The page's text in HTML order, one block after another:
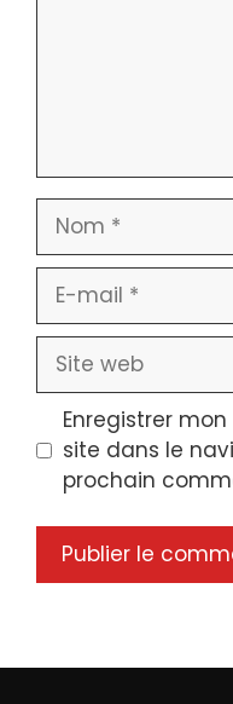
Nom
mail
Site
web
Enregistrer
site dans le
prochain